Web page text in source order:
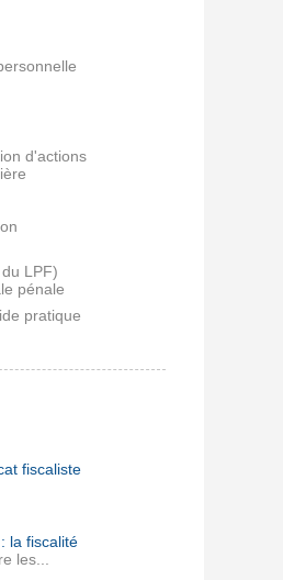
d'actions
LPF)
pénale
pratique
fiscaliste
la fiscalité
les...